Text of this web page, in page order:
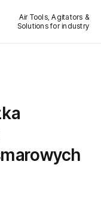
Air Tools, Agitators &
Solutions for industry